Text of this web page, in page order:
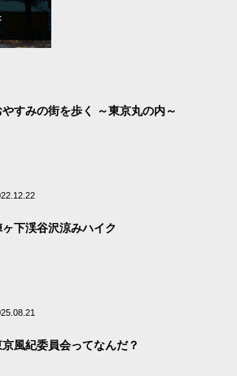
やすみの街を歩く ～東京丸の内～
ヶ下渓谷沢涼みハイク
京風紀委員会ってなんだ？